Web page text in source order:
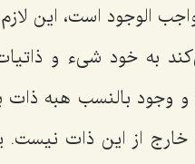
الوجود است، این
به خود شیء و
و وجود بالنسب هبه
از این ذات نیست.